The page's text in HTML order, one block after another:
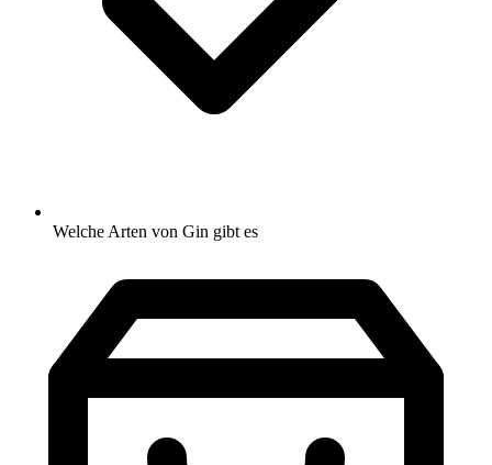
Welche Arten von Gin gibt es